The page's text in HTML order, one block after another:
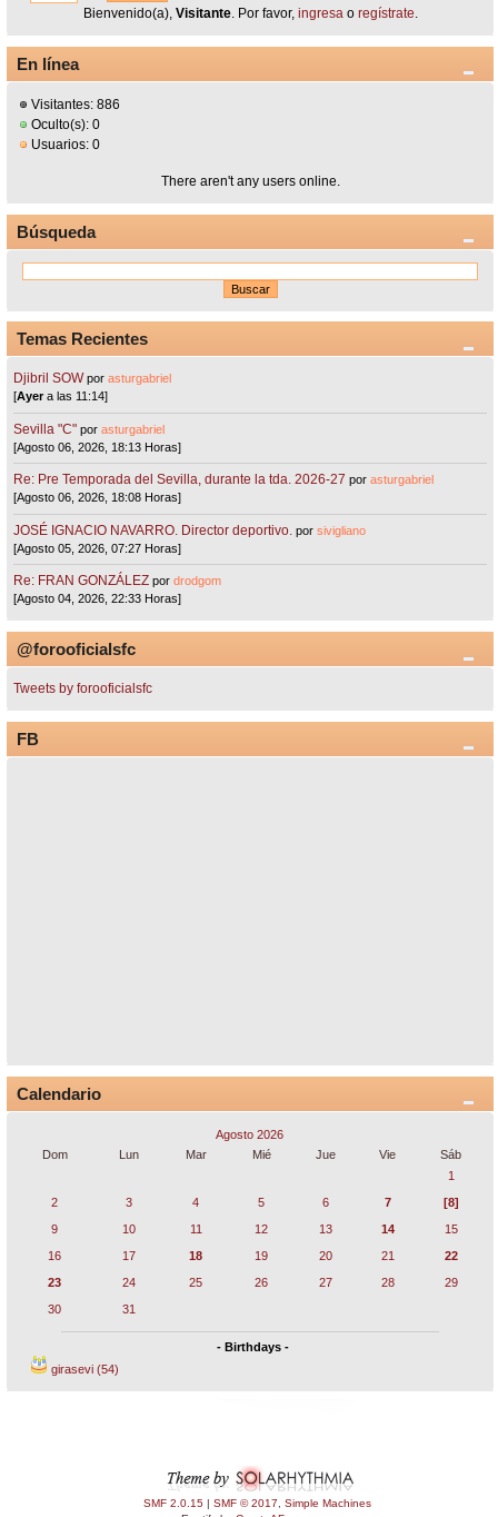
Bienvenido(a), Visitante. Por favor, ingresao regístrate.
En línea
Visitantes: 886
Oculto(s): 0
Usuarios: 0
There aren't any users online.
Búsqueda
Temas Recientes
Djibril SOW porasturgabriel
[Ayera las 11:14]
Sevilla "C"porasturgabriel
[Agosto 06, 2026, 18:13 Horas]
Re: Pre Temporada del Sevilla, durante la tda. 2026-27 porasturgabriel
[Agosto 06, 2026, 18:08 Horas]
JOSÉ IGNACIO NAVARRO. Director deportivo. porsivigliano
[Agosto 05, 2026, 07:27 Horas]
Re: FRAN GONZÁLEZ pordrodgom
[Agosto 04, 2026, 22:33 Horas]
@forooficialsfc
Tweets by forooficialsfc
FB
Calendario
Agosto 2026
Dom
Lun Mar Mié Jue Vie
Sáb
1
2
3 4 5 6 7
[8]
9
10 11 12 13 14
15
16
17 18 19 20 21
22
23
24 25 26 27 28
29
30
31
- Birthdays -
girasevi (54)
SMF 2.0.15 | SMF © 2017
Simple Machines